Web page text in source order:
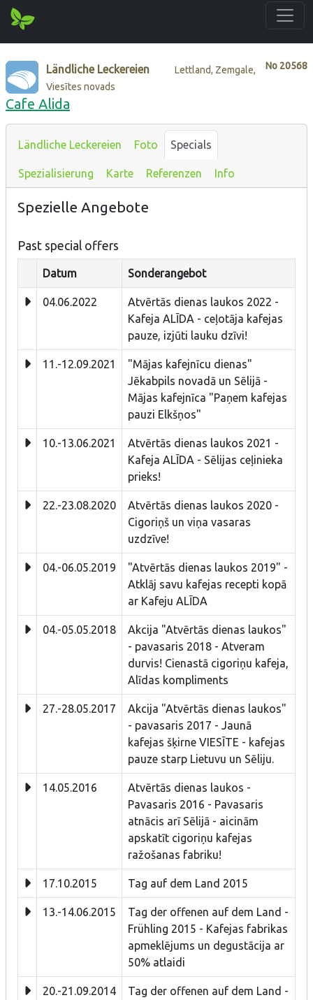
No 20568
Ländliche Leckereien
Lettland, Zemgale,
Viesītes novads
Cafe Alida
Ländliche Leckereien Foto Specials
Spezialisierung Karte Referenzen Info
Spezielle Angebote
Past special offers
Datum Sonderangebot
04.06.2022
Atvērtās dienas laukos 2022 -
Kafeja ALĪDA - ceļotāja kafejas
pauze, izjūti lauku dzīvi!
11.-12.09.2021
"Mājas kafejnīcu dienas"
Jēkabpils novadā un Sēlijā -
Mājas kafejnīca "Paņem kafejas
pauzi Elkšņos"
10.-13.06.2021
Atvērtās dienas laukos 2021 -
Kafeja ALĪDA - Sēlijas ceļinieka
prieks!
22.-23.08.2020
Atvērtās dienas laukos 2020 -
Cigoriņš un viņa vasaras
uzdzīve!
04.-06.05.2019
"Atvērtās dienas laukos 2019" -
Atklāj savu kafejas recepti kopā
ar Kafeju ALĪDA
04.-05.05.2018
Akcija "Atvērtās dienas laukos"
- pavasaris 2018 - Atveram
durvis! Cienastā cigoriņu kafeja,
Alīdas kompliments
27.-28.05.2017
Akcija "Atvērtās dienas laukos"
- pavasaris 2017 - Jaunā
kafejas šķirne VIESĪTE - kafejas
pauze starp Lietuvu un Sēliju.
14.05.2016
Atvērtās dienas laukos -
Pavasaris 2016 - Pavasaris
atnācis arī Sēlijā - aicinām
apskatīt cigoriņu kafejas
ražošanas fabriku!
17.10.2015 Tag auf dem Land 2015
13.-14.06.2015
Tag der offenen auf dem Land -
Frühling 2015 - Kafejas fabrikas
apmeklējums un degustācija ar
50% atlaidi
20.-21.09.2014
Tag der offenen auf dem Land -